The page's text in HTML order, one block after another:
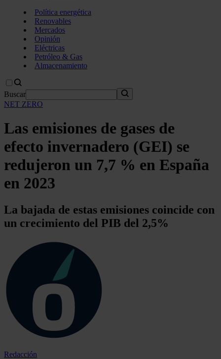
Política energética
Renovables
Mercados
Opinión
Eléctricas
Petróleo & Gas
Almacenamiento
Buscar
NET ZERO
Las emisiones de gases de
efecto invernadero (GEI) se
redujeron un 7,7 % en España
en 2023
La bajada de estas emisiones coincide con
un crecimiento del PIB del 2,5%
Redacción